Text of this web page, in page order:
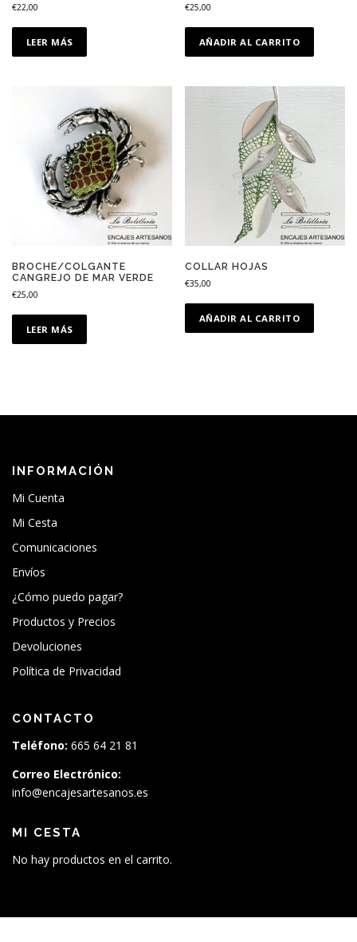
€22,00
LEER MÁS
€25,00
AÑADIR AL CARRITO
BROCHE/COLGANTE
CANGREJO DE MAR VERDE
€25,00
LEER MÁS
COLLAR HOJAS
€35,00
AÑADIR AL CARRITO
INFORMACIÓN
Mi Cuenta
Mi Cesta
Comunicaciones
Envíos
¿Cómo puedo pagar?
Productos y Precios
Devoluciones
Política de Privacidad
CONTACTO
Teléfono: 665 64 21 81
Correo Electrónico:
info@encajesartesanos.es
MI CESTA
No hay productos en el carrito.